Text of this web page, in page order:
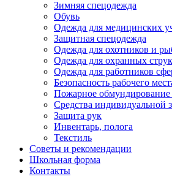
Зимняя спецодежда
Обувь
Одежда для медицинских
Защитная спецодежда
Одежда для охотников и
Одежда для охранных
Одежда для работников
Безопасность рабочего
Пожарное обмундирование
Средства индивидуальной
Защита рук
Инвентарь, полога
Текстиль
Советы и рекомендации
Школьная форма
Контакты